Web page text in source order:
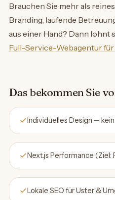
Brauchen Sie mehr als
Branding, laufende
aus einer Hand? Dann lohnt
Full-Service-Webagentur
Das bekommen Sie
Individuelles Design —
Next.js Performance (Ziel:
Lokale SEO für Uster &